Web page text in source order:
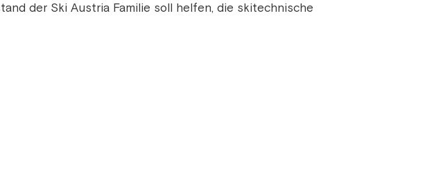
der Ski Austria Familie soll helfen, die skitechnische